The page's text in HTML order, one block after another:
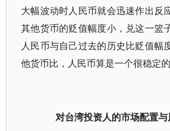
大幅波动时人民币就会迅速作出反
其他货币的贬值幅度小，兑这一篮
人民币与自己过去的历史比贬值幅
他货币比，人民币算是一个很稳定的
对台湾投资人的市场配置